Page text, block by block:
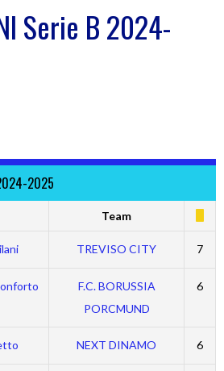
Serie B 2024-
2025
Team
TREVISO CITY 7
F.C. BORUSSIA
PORCMUND
6
NEXT DINAMO 6